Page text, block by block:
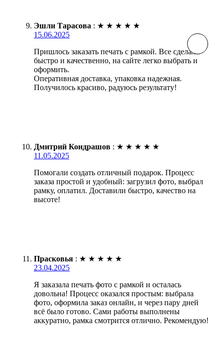
Эшли Тарасова : ★ ★ ★ ★ ★
15.06.2025
Пришлось заказать печать с рамкой. Все сделали
быстро и качественно, на сайте легко выбрать и
оформить.
Оперативная доставка, упаковка надежная.
Получилось красиво, радуюсь результату!
Дмитрий Кондрашов : ★ ★ ★ ★ ★
11.05.2025
Помогали создать отличный подарок. Процесс
заказа простой и удобный: загрузил фото, выбрал
рамку, оплатил. Доставили быстро, качество на
высоте!
Прасковья : ★ ★ ★ ★ ★
23.04.2025
Я заказала печать фото с рамкой и осталась
довольна! Процесс оказался простым: выбрала
фото, оформила заказ онлайн, и через пару дней
всё было готово. Сами работы выполнены
аккуратно, рамка смотрится отлично. Рекомендую!